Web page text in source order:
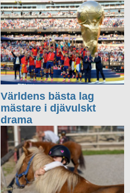
Världens bästa lag
mästare i djävulskt
drama